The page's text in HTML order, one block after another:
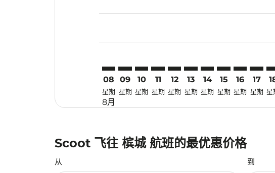
08
星期
8月
09
星期
10
星期
11
星期
12
星期
13
星期
14
星期
15
星期
16
星期
17
星期 星
Scoot 飞往 槟城 航班的最优惠价格
从 到